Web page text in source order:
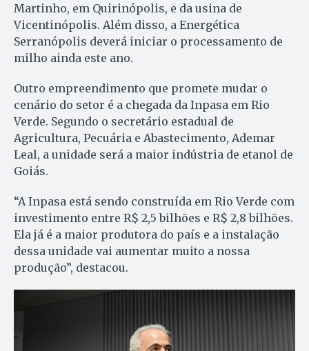
Martinho, em Quirinópolis, e da usina de
Vicentinópolis. Além disso, a Energética
Serranópolis deverá iniciar o processamento de
milho ainda este ano.
Outro empreendimento que promete mudar o
cenário do setor é a chegada da Inpasa em Rio
Verde. Segundo o secretário estadual de
Agricultura, Pecuária e Abastecimento, Ademar
Leal, a unidade será a maior indústria de etanol de
Goiás.
“A Inpasa está sendo construída em Rio Verde com
investimento entre R$ 2,5 bilhões e R$ 2,8 bilhões.
Ela já é a maior produtora do país e a instalação
dessa unidade vai aumentar muito a nossa
produção”, destacou.